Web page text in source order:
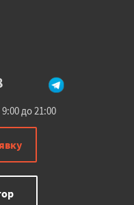
до 21:00